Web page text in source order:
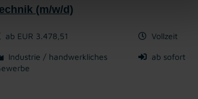
(m/w/d)
ab EUR 3.478,51 Vollzeit
Industrie / handwerkliches
ab sofort